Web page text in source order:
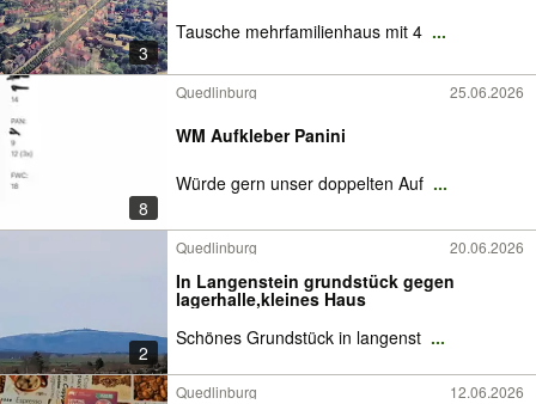
3
Tausche mehrfamilienhaus mit 4 ...
8
Quedlinburg 25.06.2026
WM Aufkleber Panini
Würde gern unser doppelten Auf ...
2
Quedlinburg 20.06.2026
In Langenstein grundstück gegen
lagerhalle,kleines Haus
Schönes Grundstück in langenst ...
Quedlinburg 12.06.2026